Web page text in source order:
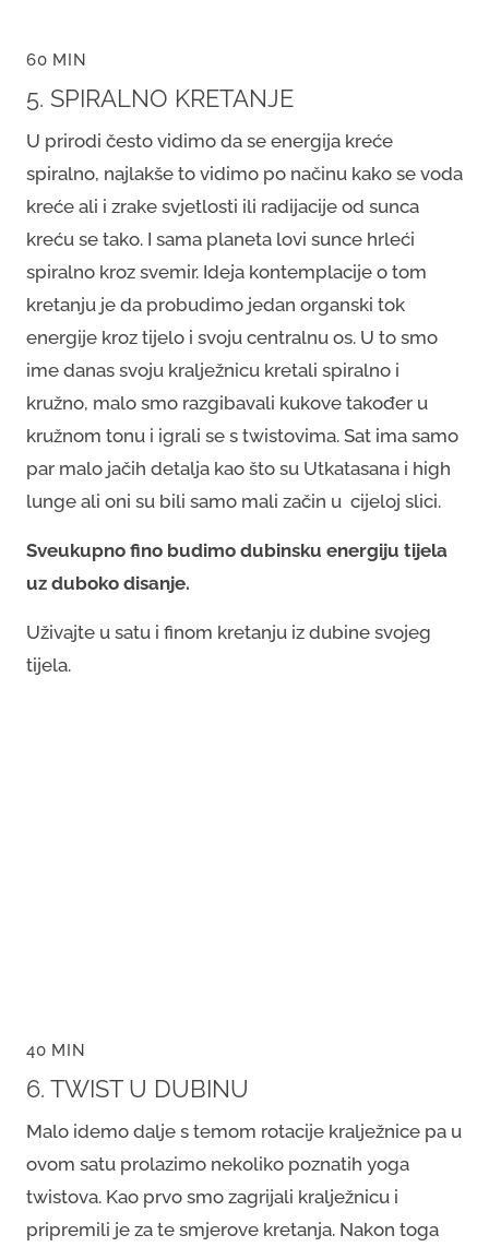
60 MIN
5. SPIRALNO KRETANJE
U prirodi često vidimo da se energija kreće
spiralno, najlakše to vidimo po načinu kako se voda
kreće ali i zrake svjetlosti ili radijacije od sunca
kreću se tako. I sama planeta lovi sunce hrleći
spiralno kroz svemir. Ideja kontemplacije o tom
kretanju je da probudimo jedan organski tok
energije kroz tijelo i svoju centralnu os. U to smo
ime danas svoju kralježnicu kretali spiralno i
kružno, malo smo razgibavali kukove također u
kružnom tonu i igrali se s twistovima. Sat ima samo
par malo jačih detalja kao što su Utkatasana i high
lunge ali oni su bili samo mali začin u cijeloj slici.
Sveukupno fino budimo dubinsku energiju tijela
uz duboko disanje.
Uživajte u satu i finom kretanju iz dubine svojeg
tijela.
40 MIN
6. TWIST U DUBINU
Malo idemo dalje s temom rotacije kralježnice pa u
ovom satu prolazimo nekoliko poznatih yoga
twistova. Kao prvo smo zagrijali kralježnicu i
pripremili je za te smjerove kretanja. Nakon toga